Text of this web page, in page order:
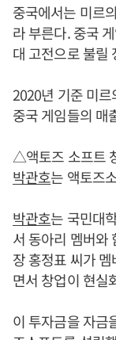
중국에서는 미르
라 부른다. 중국
대 고전으로 불릴
2020년 기준 미
중국 게임들의 매
△액토즈 소프트
박관호는 액토즈
박관호는 국민대
서 동아리 멤버와
장 홍정표 씨가
면서 창업이 현실
이 투자금을 자금